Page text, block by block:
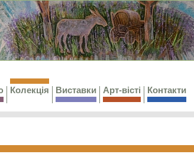
Колекція Виставки Арт-вісті Контакти